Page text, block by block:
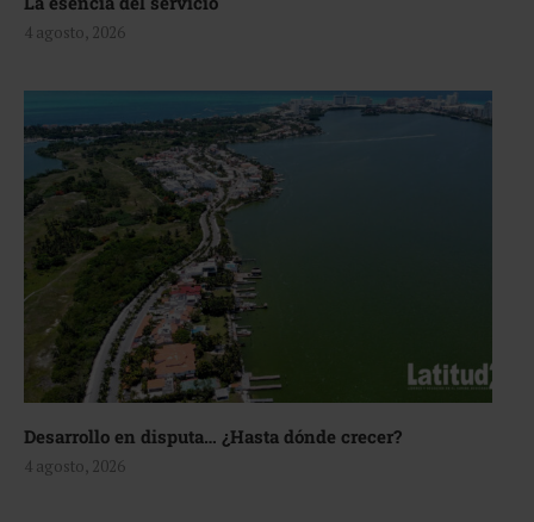
4 agosto, 2026
Desarrollo en disputa… ¿Hasta dónde crecer?
4 agosto, 2026